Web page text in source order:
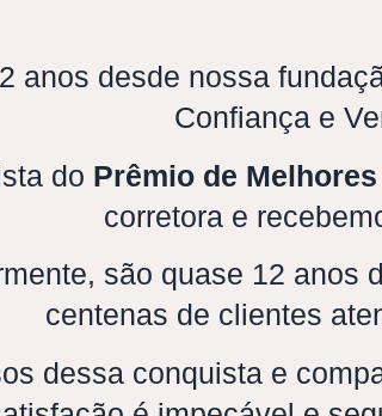
anos desde nossa
Confiança e
do Prêmio de
corretora e
são quase 12 anos
centenas de clientes
dessa conquista e